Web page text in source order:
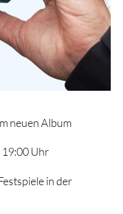
neuen Album
19:00 Uhr
in der